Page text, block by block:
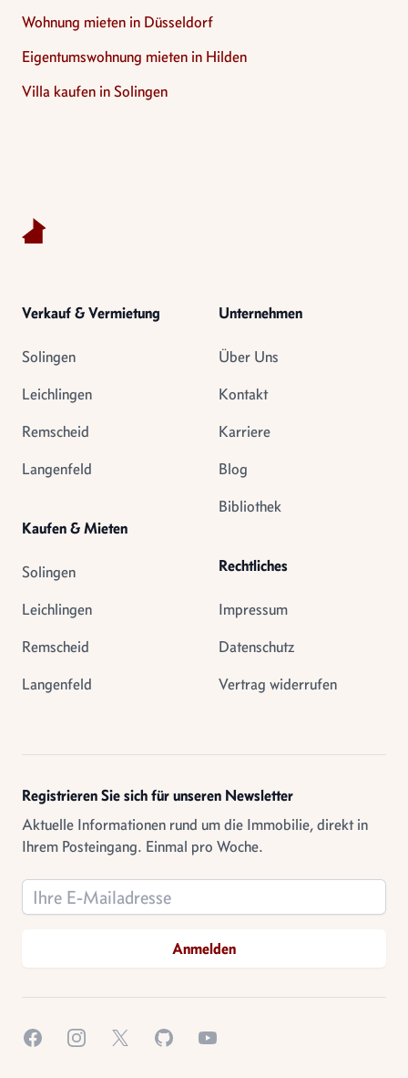
Wohnung mieten in Düsseldorf
Eigentumswohnung mieten in Hilden
Villa kaufen in Solingen
Verkauf & Vermietung
Solingen
Leichlingen
Remscheid
Langenfeld
Kaufen & Mieten
Solingen
Leichlingen
Remscheid
Langenfeld
Unternehmen
Über Uns
Kontakt
Karriere
Blog
Bibliothek
Rechtliches
Impressum
Datenschutz
Vertrag widerrufen
Registrieren Sie sich für unseren Newsletter
Aktuelle Informationen rund um die Immobilie, direkt in
Ihrem Posteingang. Einmal pro Woche.
Email address
Anmelden
FacebookInstagramX.com GitHub YouTube